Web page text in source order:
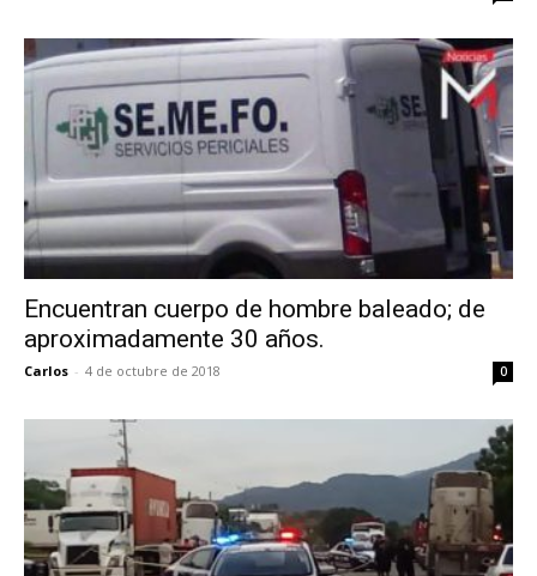
Encuentran cuerpo de hombre baleado; de
aproximadamente 30 años.
Carlos - 4 de octubre de 2018 0